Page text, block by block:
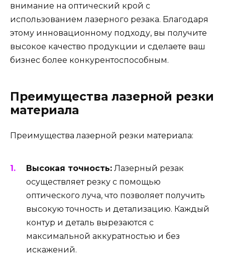
внимание на оптический крой с
использованием лазерного резака. Благодаря
этому инновационному подходу, вы получите
высокое качество продукции и сделаете ваш
бизнес более конкурентоспособным.
Преимущества лазерной резки
материала
Преимущества лазерной резки материала:
Высокая точность: Лазерный резак
осуществляет резку с помощью
оптического луча, что позволяет получить
высокую точность и детализацию. Каждый
контур и деталь вырезаются с
максимальной аккуратностью и без
искажений.